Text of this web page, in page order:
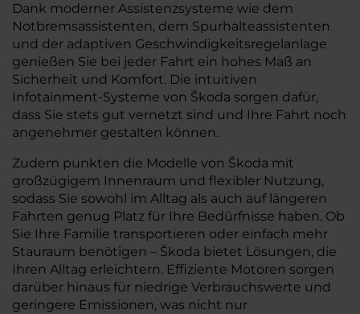
Dank moderner Assistenzsysteme wie dem
Notbremsassistenten, dem Spurhalteassistenten
und der adaptiven Geschwindigkeitsregelanlage
genießen Sie bei jeder Fahrt ein hohes Maß an
Sicherheit und Komfort. Die intuitiven
Infotainment-Systeme von Škoda sorgen dafür,
dass Sie stets gut vernetzt sind und Ihre Fahrt noch
angenehmer gestalten können.
Zudem punkten die Modelle von Škoda mit
großzügigem Innenraum und flexibler Nutzung,
sodass Sie sowohl im Alltag als auch auf längeren
Fahrten genug Platz für Ihre Bedürfnisse haben. Ob
Sie Ihre Familie transportieren oder einfach mehr
Stauraum benötigen – Škoda bietet Lösungen, die
Ihren Alltag erleichtern. Effiziente Motoren sorgen
darüber hinaus für niedrige Verbrauchswerte und
geringere Emissionen, was nicht nur